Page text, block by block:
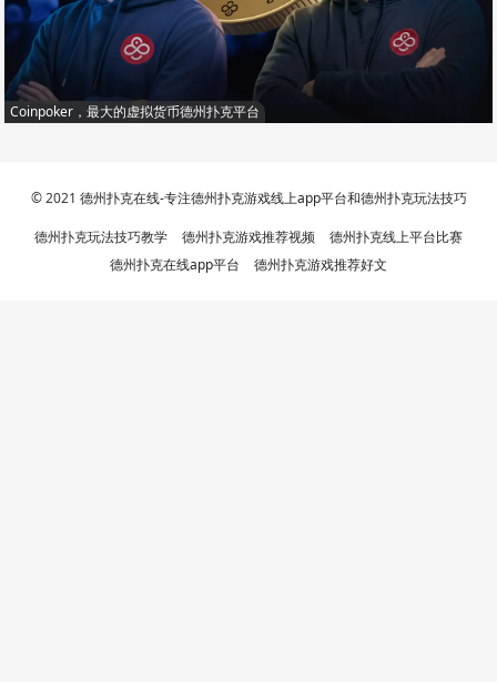
Coinpoker，最大的虚拟货币德州扑克平台
© 2021 德州扑克在线-专注德州扑克游戏线上app平台和德州扑克玩法技巧
德州扑克玩法技巧教学 德州扑克游戏推荐视频
德州扑克线上平台比赛
德州扑克在线app平台
德州扑克游戏推荐好文